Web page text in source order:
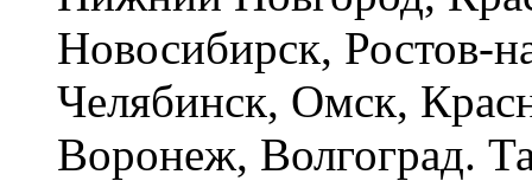
Новосибирск, Ростов-
Челябинск, Омск,
Воронеж, Волгоград.